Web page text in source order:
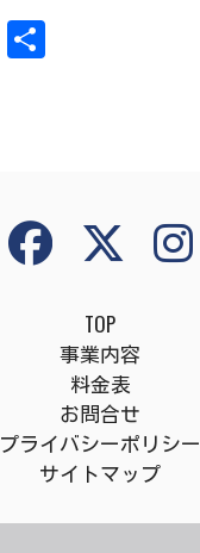
Line
TOP
事業内容
料金表
お問合せ
プライバシーポリシー
サイトマップ